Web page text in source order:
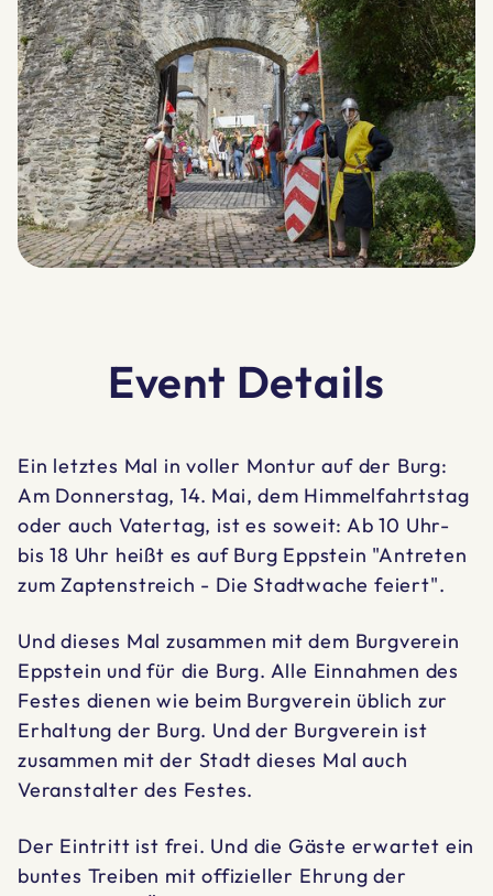
Event Details
Ein letztes Mal in voller Montur auf der Burg:
Am Donnerstag, 14. Mai, dem Himmelfahrtstag
oder auch Vatertag, ist es soweit: Ab 10 Uhr-
bis 18 Uhr heißt es auf Burg Eppstein "Antreten
zum Zaptenstreich - Die Stadtwache feiert".
Und dieses Mal zusammen mit dem Burgverein
Eppstein und für die Burg. Alle Einnahmen des
Festes dienen wie beim Burgverein üblich zur
Erhaltung der Burg. Und der Burgverein ist
zusammen mit der Stadt dieses Mal auch
Veranstalter des Festes.
Der Eintritt ist frei. Und die Gäste erwartet ein
buntes Treiben mit offizieller Ehrung der